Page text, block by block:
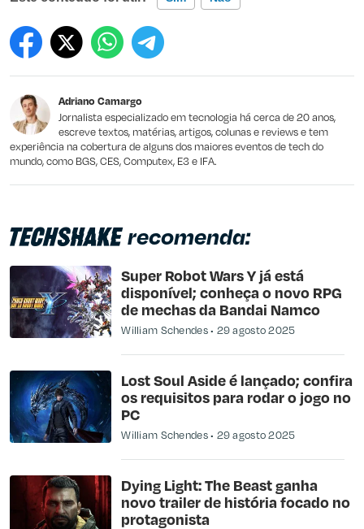
Este conteúdo contém informação incorreta
Outro
Adriano Camargo
Jornalista especializado em tecnologia há cerca de 20 anos,
escreve textos, matérias, artigos, colunas e reviews e tem
experiência na cobertura de alguns dos maiores eventos de tech do
mundo, como BGS, CES, Computex, E3 e IFA.
recomenda:
Super Robot Wars Y já está
disponível; conheça o novo RPG
de mechas da Bandai Namco
William Schendes 29 agosto 2025
Lost Soul Aside é lançado; confira
os requisitos para rodar o jogo no
PC
William Schendes 29 agosto 2025
Dying Light: The Beast ganha
novo trailer de história focado no
protagonista